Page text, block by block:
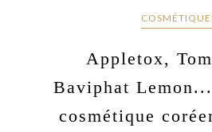
Appletox,
Baviphat
cosmétique